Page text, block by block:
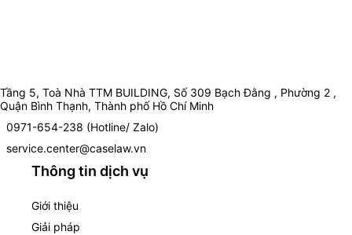
Tầng 5, Toà Nhà TTM BUILDING, Số 309 Bạch Đằng , Phường 2 ,
Quận Bình Thạnh, Thành phố Hồ Chí Minh
0971-654-238 (Hotline/ Zalo)
service.center@caselaw.vn
Thông tin dịch vụ
Giới thiệu
Giải pháp